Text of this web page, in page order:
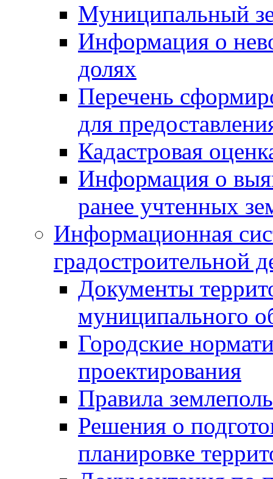
Муниципальный
Информация о
долях
Перечень
для
Кадастровая
Информация о
ранее учтенных
Информационная
градостроительной
Документы
муниципального
Городские
проектирования
Правила
Решения о
планировке